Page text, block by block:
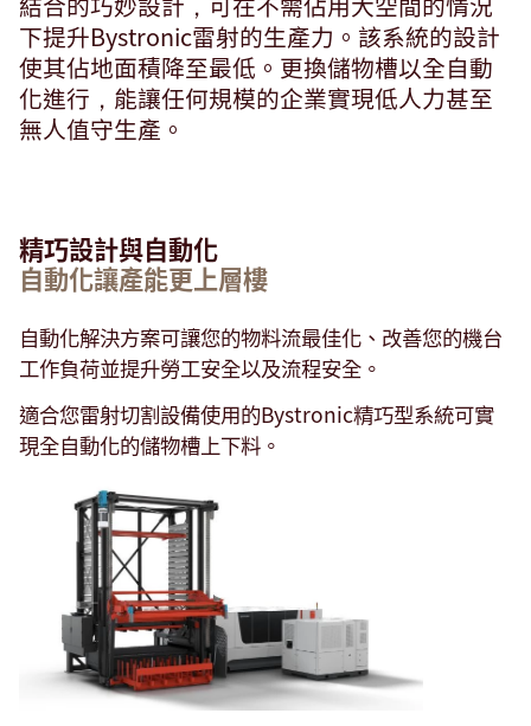
下提升Bystronic雷射的生產力。該系統的設計
使其佔地面積降至最低。更換儲物槽以全自動
化進行，能讓任何規模的企業實現低人力甚至
無人值守生產。
精巧設計與自動化
自動化讓產能更上層樓
自動化解決方案可讓您的物料流最佳化、改善您的機台
工作負荷並提升勞工安全以及流程安全。
適合您雷射切割設備使用的Bystronic精巧型系統可實
現全自動化的儲物槽上下料。